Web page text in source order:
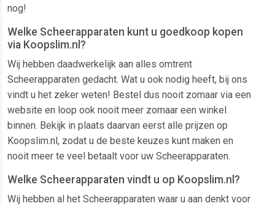
nog!
Welke Scheerapparaten kunt u goedkoop kopen
via Koopslim.nl?
Wij hebben daadwerkelijk aan alles omtrent
Scheerapparaten gedacht. Wat u ook nodig heeft, bij ons
vindt u het zeker weten! Bestel dus nooit zomaar via een
website en loop ook nooit meer zomaar een winkel
binnen. Bekijk in plaats daarvan eerst alle prijzen op
Koopslim.nl, zodat u de beste keuzes kunt maken en
nooit meer te veel betaalt voor uw Scheerapparaten.
Welke Scheerapparaten vindt u op Koopslim.nl?
Wij hebben al het Scheerapparaten waar u aan denkt voor